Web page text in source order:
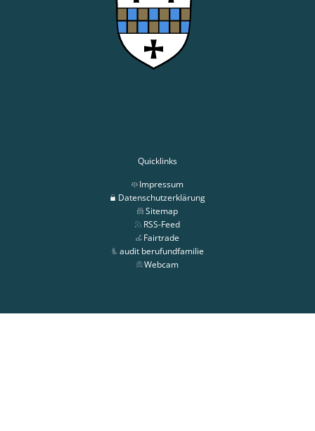
Quicklinks
Impressum
Datenschutzerklärung
Sitemap
RSS-Feed
Fairtrade
audit berufundfamilie
Webcam